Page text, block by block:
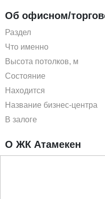
Об офисном/
Раздел
Что именно
Высота потолков, м
Состояние
Находится
Название бизнес-центра
В залоге
О ЖК Атамекен